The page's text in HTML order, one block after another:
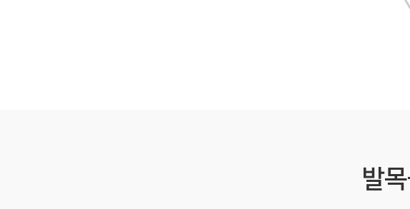
발